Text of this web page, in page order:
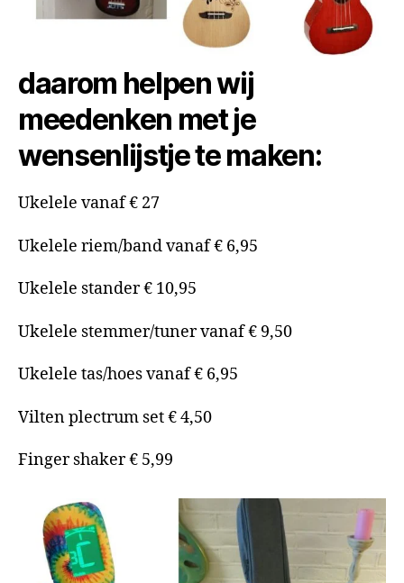
daarom helpen wij
meedenken met je
wensenlijstje te maken:
Ukelele vanaf € 27
Ukelele riem/band vanaf € 6,95
Ukelele stander € 10,95
Ukelele stemmer/tuner vanaf € 9,50
Ukelele tas/hoes vanaf € 6,95
Vilten plectrum set € 4,50
Finger shaker € 5,99